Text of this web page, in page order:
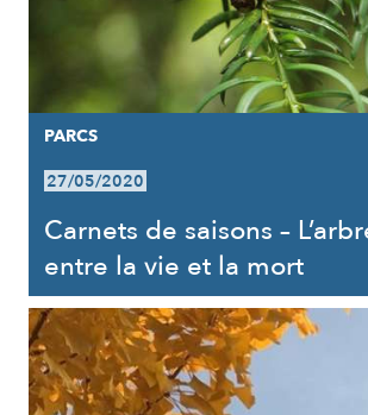
PARCS
27/05/2020
Carnets de saisons –
entre la vie et la mort